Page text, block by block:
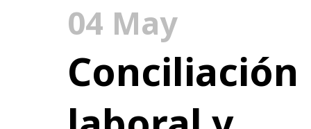
04 May
Conciliación